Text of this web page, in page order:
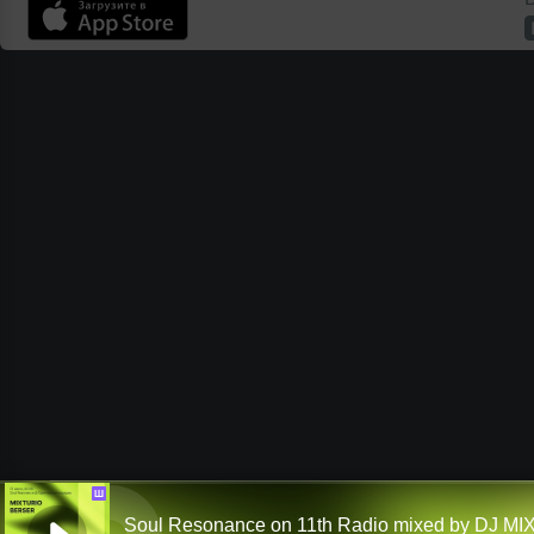
Ш
Soul Resonance on 11th Radio mixed by DJ